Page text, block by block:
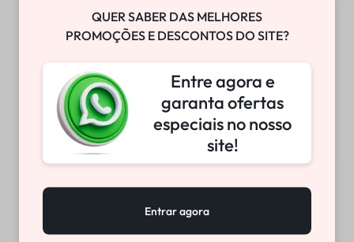
BOMBA DE VÁCUO
25.800,00
DIANTEIRA W-TECH
R$255,87
QUER SABER DAS MELHORES
PROMOÇÕES E DESCONTOS DO SITE?
Entre agora e
garanta ofertas
especiais no nosso
site!
Entrar agora